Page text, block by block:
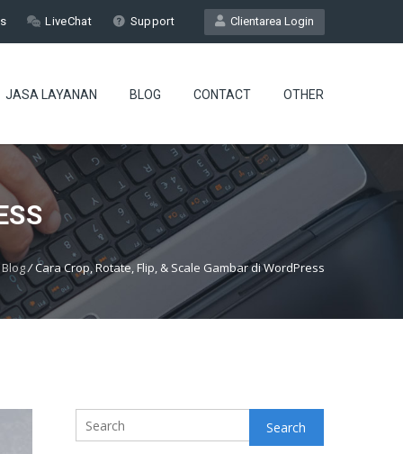
Clientarea Login
LiveChat Support
JASA LAYANAN BLOG CONTACT OTHER
Blog/Cara Crop, Rotate, Flip, & Scale Gambar di WordPress
Search